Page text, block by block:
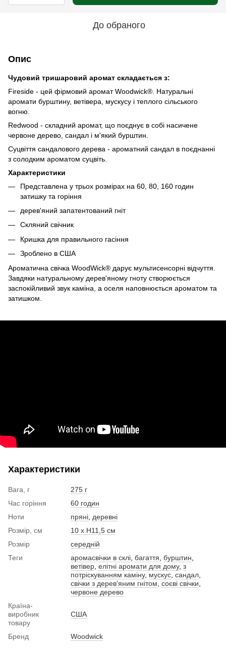
До обраного
Опис
Чудовий тришаровий аромат складається з:
Fireside - цей фірмовий аромат Woodwick®. Натуральні
аромати бурштину, ветівера, мускусу і теплого сільського
вогню.
Redwood - складний аромат, що поєднує в собі насичене
червоне дерево, сандал і м'який бурштин.
Суцвіття сандалового дерева - ароматний сандал в поєднанні
з солодким ароматом суцвіть.
Характеристики
Представлена у трьох розмірах на 60, 80, 160 годин
затишку та горіння
дерев'яний запатентований гніт
Скляний свічник
Кришка для правильного гасіння
Зроблено в США
Ароматична свічка WoodWick® дарує мультисенсорні відчуття.
Завдяки натуральному дерев'яному гноту створюється
заспокійливий звук каміна, а оселя наповнюється ароматом та
затишком.
Характеристики
Вага, г
275 г
Час горіння
60 годин
Ноти
пряні деревні
Розмір, см
10 х Н11,5 см
Розмір
середній
Теги
аромасвічки в склі багаття бурштин
ветівер елітні аромати для дому, з
потріскуванням каміну, мускус сандал
свічки з дерев'яним гнітом соєві свічки
червоне дерево
Країна-
виробник
товару
США
Бренд Woodwick